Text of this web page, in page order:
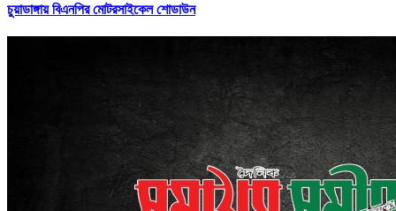
চুয়াডাঙ্গায় বিএনপির মোটরসাইকেল শোডাউন